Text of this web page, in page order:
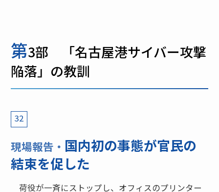
第3部 「名古屋港サイバー攻撃
陥落」の教訓
32
現場報告・ 国内初の事態が官民の
結束を促した
荷役が一斉にストップし、オフィスのプリンター